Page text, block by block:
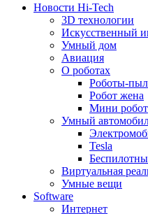
Новости Hi-Tech
3D технологии
Искусственный
Умный дом
Авиация
О роботах
Роботы-
Робот жена
Мини робот
Умный
Tesla
Виртуальная
Умные вещи
Software
Интернет